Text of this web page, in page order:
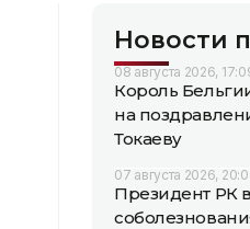
Новости
08 августа 2026,
Король
на
Токаеву
07 августа 2026,
Президент РК